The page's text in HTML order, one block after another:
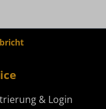
& Login